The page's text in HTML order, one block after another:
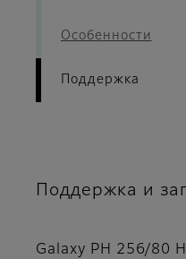
Особенности
Поддержка
Поддержка и
Galaxy PH 256/80